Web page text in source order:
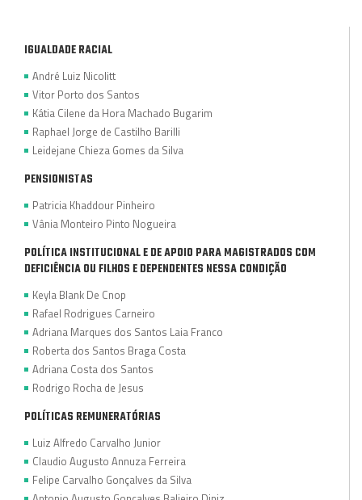
IGUALDADE RACIAL
André Luiz Nicolitt
Vitor Porto dos Santos
Kátia Cilene da Hora Machado Bugarim
Raphael Jorge de Castilho Barilli
Leidejane Chieza Gomes da Silva
PENSIONISTAS
Patricia Khaddour Pinheiro
Vânia Monteiro Pinto Nogueira
POLÍTICA INSTITUCIONAL E DE APOIO PARA MAGISTRADOS COM
DEFICIÊNCIA OU FILHOS E DEPENDENTES NESSA CONDIÇÃO
Keyla Blank De Cnop
Rafael Rodrigues Carneiro
Adriana Marques dos Santos Laia Franco
Roberta dos Santos Braga Costa
Adriana Costa dos Santos
Rodrigo Rocha de Jesus
POLÍTICAS REMUNERATÓRIAS
Luiz Alfredo Carvalho Junior
Claudio Augusto Annuza Ferreira
Felipe Carvalho Gonçalves da Silva